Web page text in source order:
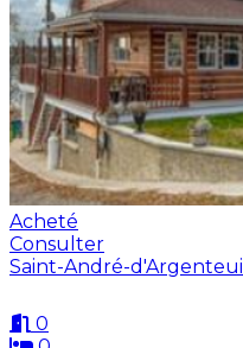
Acheté
Consulter
Saint-André-d'Argenteuil
0